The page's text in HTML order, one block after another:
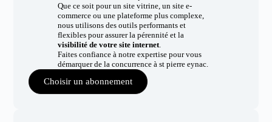
Que ce soit pour un site vitrine, un site e-
commerce ou une plateforme plus complexe,
nous utilisons des outils performants et
flexibles pour assurer la pérennité et la
visibilité de votre site internet.
Faites confiance à notre expertise pour vous
démarquer de la concurrence à st pierre eynac.
Choisir un abonnement